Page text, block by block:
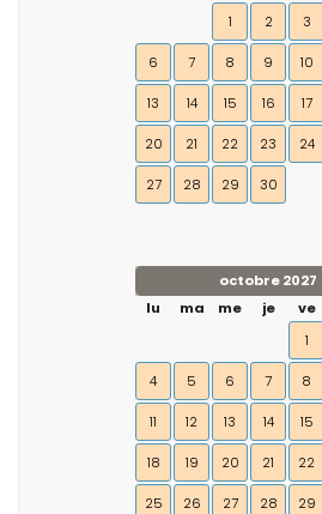
1
2 3
6 7 8 9 10
13 14 15 16 17
20 21 22 23 24
27 28 29 30
octobre 2027
lu
ma me je ve
1
4 5 6 7 8
11 12 13 14 15
18 19 20 21 22
25 26 27 28 29